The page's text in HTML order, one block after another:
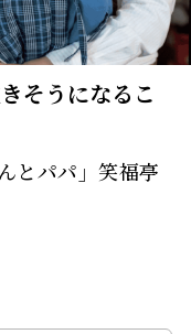
そうになるこ
とパパ」笑福亭